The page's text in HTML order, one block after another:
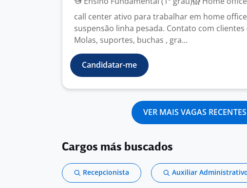
call center ativo para trabalhar em home
suspensão linha pesada. Contato com
Molas, suportes, buchas , gra...
Candidatar-me
VER MAIS VAGAS RECENTES
Cargos más buscados
Recepcionista Auxiliar